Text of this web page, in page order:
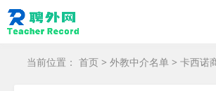
当前位置： 首页 > 外教中介名单 > 卡西诺